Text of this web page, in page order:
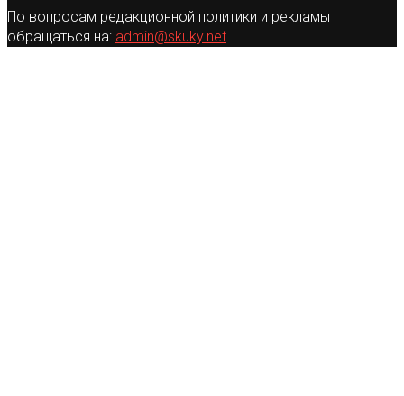
По вопросам редакционной политики и рекламы
обращаться на: admin@skuky.net